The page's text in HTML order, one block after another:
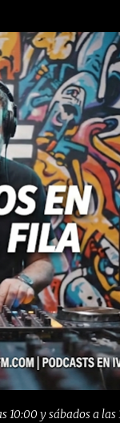
10:00 y sábados a